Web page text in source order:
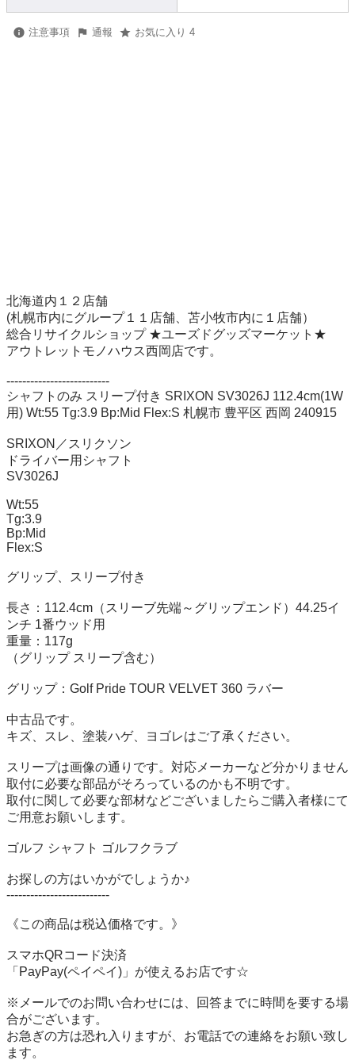
注意事項 通報 お気に入り 4
北海道内１２店舗
(札幌市内にグループ１１店舗、苫小牧市内に１店舗）
総合リサイクルショップ ★ユーズドグッズマーケット★
アウトレットモノハウス西岡店です。
--------------------------
シャフトのみ スリープ付き SRIXON SV3026J 112.4cm(1W
用) Wt:55 Tg:3.9 Bp:Mid Flex:S 札幌市 豊平区 西岡 240915
SRIXON／スリクソン
ドライバー用シャフト
SV3026J
Wt:55
Tg:3.9
Bp:Mid
Flex:S
グリップ、スリープ付き
長さ：112.4cm（スリーブ先端～グリップエンド）44.25イ
ンチ 1番ウッド用
重量：117g
（グリップ スリープ含む）
グリップ：Golf Pride TOUR VELVET 360 ラバー
中古品です。
キズ、スレ、塗装ハゲ、ヨゴレはご了承ください。
スリープは画像の通りです。対応メーカーなど分かりません
取付に必要な部品がそろっているのかも不明です。
取付に関して必要な部材などございましたらご購入者様にて
ご用意お願いします。
ゴルフ シャフト ゴルフクラブ
お探しの方はいかがでしょうか♪
--------------------------
《この商品は税込価格です。》
スマホQRコード決済
「PayPay(ペイペイ)」が使えるお店です☆
※メールでのお問い合わせには、回答までに時間を要する場
合がございます。
お急ぎの方は恐れ入りますが、お電話での連絡をお願い致し
ます。